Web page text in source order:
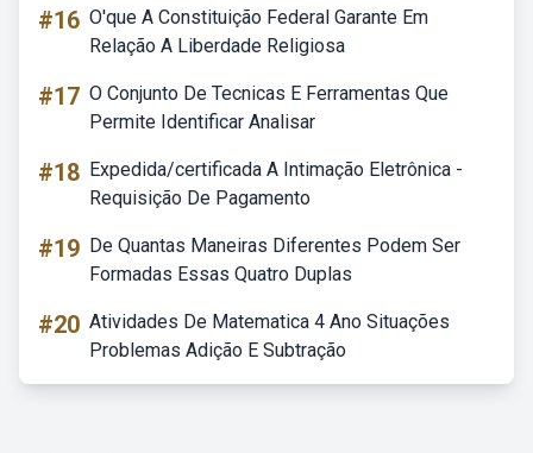
#16 O'que A Constituição Federal Garante Em
Relação A Liberdade Religiosa
#17 O Conjunto De Tecnicas E Ferramentas Que
Permite Identificar Analisar
#18 Expedida/certificada A Intimação Eletrônica -
Requisição De Pagamento
#19 De Quantas Maneiras Diferentes Podem Ser
Formadas Essas Quatro Duplas
#20 Atividades De Matematica 4 Ano Situações
Problemas Adição E Subtração